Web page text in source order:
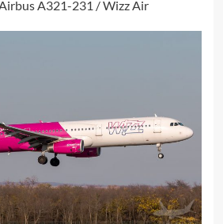
A321-231 / Wizz Air